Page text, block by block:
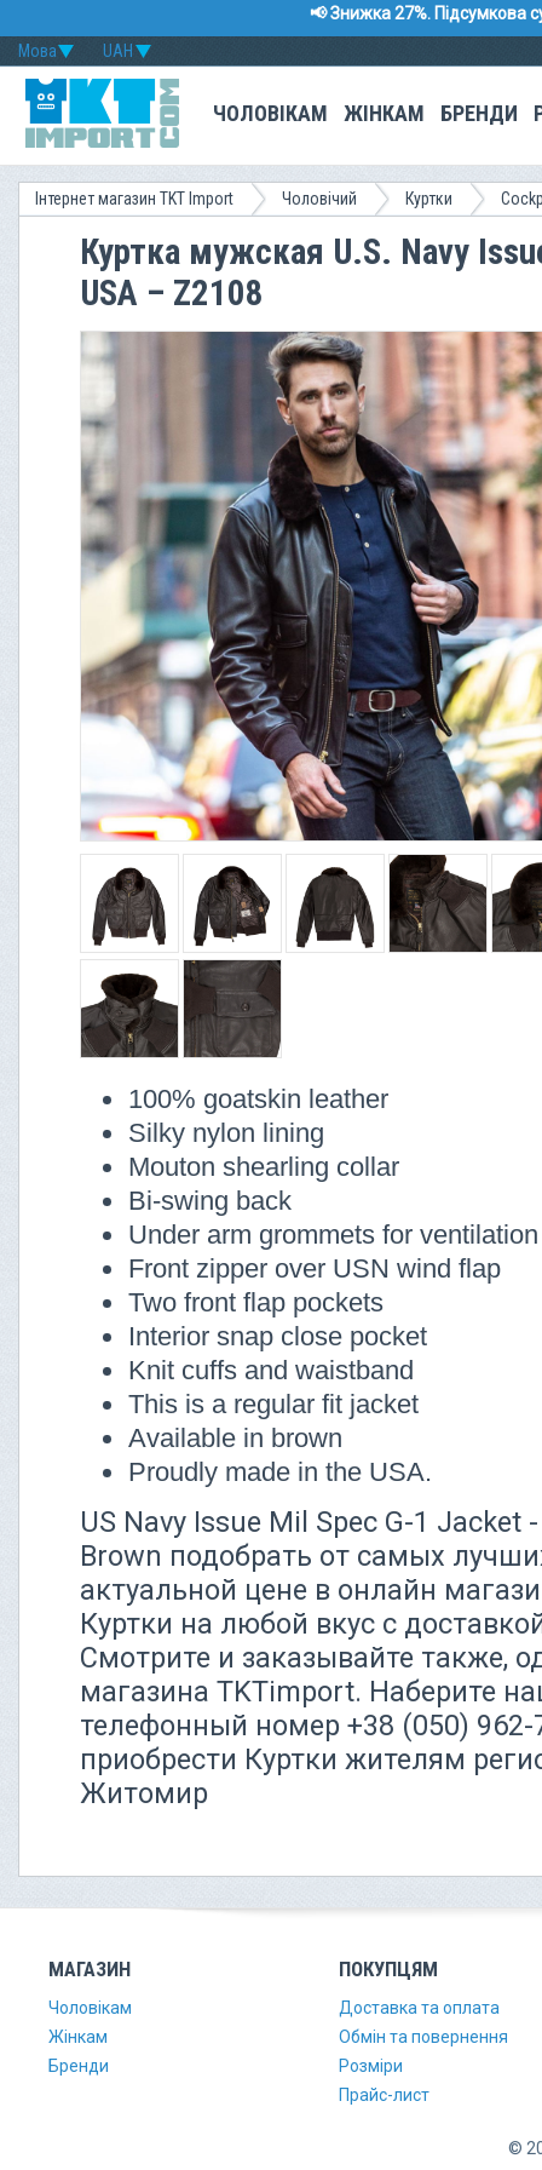
📢 Знижка 27%. Підсумкова
UAH
Мова
ЧОЛОВІКАМ ЖІНКАМ БРЕНДИ
Інтернет магазин TKT Import Чоловічий Куртки
Куртка мужская U.S. Navy
USA – Z2108
100% goatskin leather
Silky nylon lining
Mouton shearling collar
Bi-swing back
Under arm grommets for ventilation
Front zipper over USN wind flap
Two front flap pockets
Interior snap close pocket
Knit cuffs and waistband
This is a regular fit jacket
Available in brown
Proudly made in the USA.
US Navy Issue Mil Spec G-1 Jacket
Brown подобрать от самых
актуальной цене в онлайн
Куртки на любой вкус с
Смотрите и заказывайте также,
магазина TKTimport. Наберите
телефонный номер +38 (050)
приобрести Куртки жителям
Житомир
МАГАЗИН
Чоловікам
Жінкам
Бренди
ПОКУПЦЯМ
Доставка та оплата
Обмін та повернення
Розміри
Прайс-лист
©